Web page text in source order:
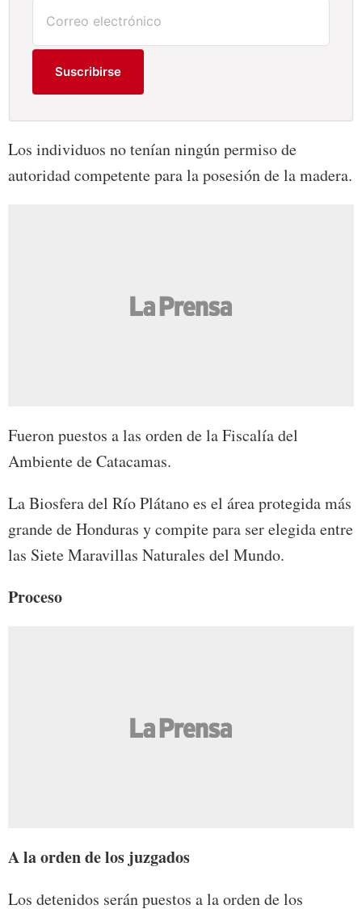
Suscribirse
Los individuos no tenían ningún permiso de
autoridad competente para la posesión de la madera.
Fueron puestos a las orden de la Fiscalía del
Ambiente de Catacamas.
La Biosfera del Río Plátano es el área protegida más
grande de Honduras y compite para ser elegida entre
las Siete Maravillas Naturales del Mundo.
Proceso
A la orden de los juzgados
Los detenidos serán puestos a la orden de los